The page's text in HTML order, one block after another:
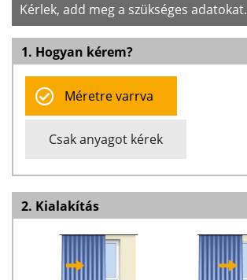
Kérlek, add meg a szükséges adatokat.
1. Hogyan kérem?
Méretre varrva
Csak anyagot kérek
2. Kialakítás